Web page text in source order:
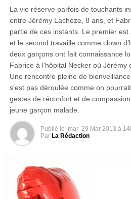
La vie réserve parfois de touchants
entre Jérémy Lachèze, 8 ans, et
partie de ces instants. Le premier
et le second travaille comme clown
deux garçons ont fait connaissance
Fabrice à l’hôpital Necker où Jérémy
Une rencontre pleine de
s’est pas déroulée comme on
gestes de réconfort et de
jeune garçon malade.
Publié le mar 29 Mar 2013 à
Par La Rédaction